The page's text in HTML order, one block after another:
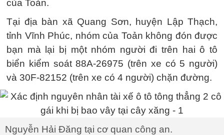
của Toản.
Tại địa bàn xã Quang Sơn, huyện Lập Thạch,
tỉnh Vĩnh Phúc, nhóm của Toản không đón được
bạn mà lại bị một nhóm người đi trên hai ô tô
biển kiểm soát 88A-26975 (trên xe có 5 người)
và 30F-82152 (trên xe có 4 người) chặn đường.
Nguyễn Hải Đăng tại cơ quan công an.